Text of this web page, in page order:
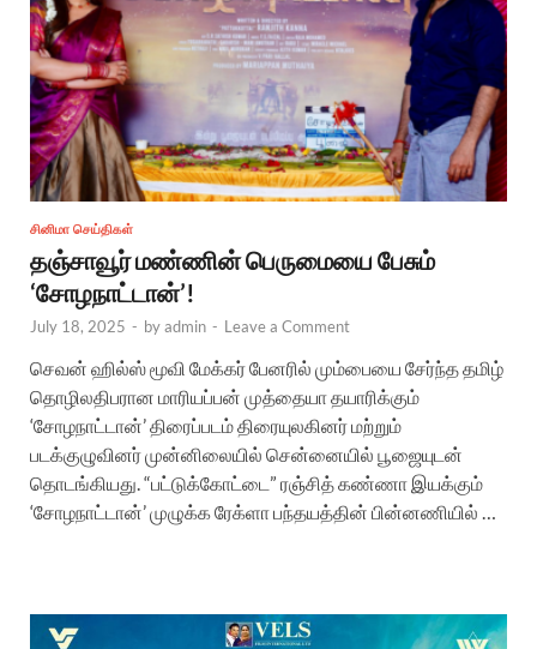
சினிமா செய்திகள்
தஞ்சாவூர் மண்ணின் பெருமையை பேசும்
‘சோழநாட்டான்’!
July 18, 2025 - byadmin - Leave a Comment
செவன் ஹில்ஸ் மூவி மேக்கர் பேனரில் மும்பையை சேர்ந்த தமிழ்
தொழிலதிபரான மாரியப்பன் முத்தையா தயாரிக்கும்
‘சோழநாட்டான்’ திரைப்படம் திரையுலகினர் மற்றும்
படக்குழுவினர் முன்னிலையில் சென்னையில் பூஜையுடன்
தொடங்கியது. “பட்டுக்கோட்டை” ரஞ்சித் கண்ணா இயக்கும்
‘சோழநாட்டான்’ முழுக்க ரேக்ளா பந்தயத்தின் பின்னணியில் …